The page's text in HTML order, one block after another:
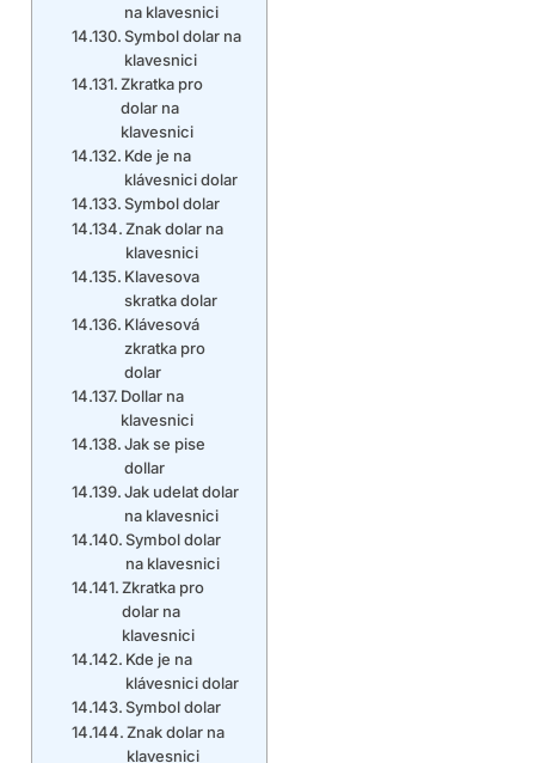
na klavesnici
Symbol dolar na
klavesnici
Zkratka pro
dolar na
klavesnici
Kde je na
klávesnici dolar
Symbol dolar
Znak dolar na
klavesnici
Klavesova
skratka dolar
Klávesová
zkratka pro
dolar
Dollar na
klavesnici
Jak se pise
dollar
Jak udelat dolar
na klavesnici
Symbol dolar
na klavesnici
Zkratka pro
dolar na
klavesnici
Kde je na
klávesnici dolar
Symbol dolar
Znak dolar na
klavesnici